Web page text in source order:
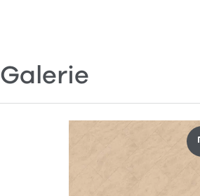
Galerie